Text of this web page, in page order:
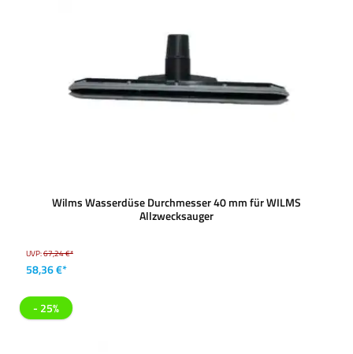
Wilms Wasserdüse Durchmesser 40 mm für WILMS
Allzwecksauger
UVP:67,24 €*
58,36 €*
- 25%